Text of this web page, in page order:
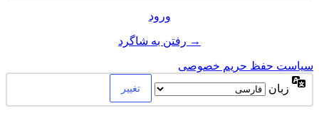
ورود
→ رفتن به شاگرد
سیاست حفظ حریم خصوصی
زبان